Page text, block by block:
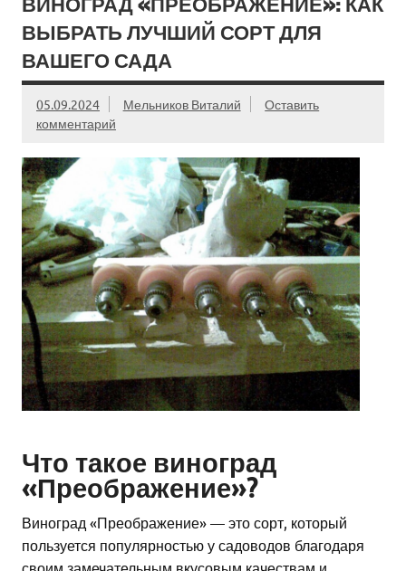
ВЫБРАТЬ ЛУЧШИЙ СОРТ ДЛЯ
ВАШЕГО САДА
05.09.2024 Мельников Виталий
Оставить
комментарий
Что такое виноград
«Преображение»?
Виноград «Преображение» — это сорт, который
пользуется популярностью у садоводов благодаря